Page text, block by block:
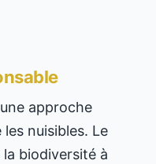
approche
nuisibles. Le
biodiversité à